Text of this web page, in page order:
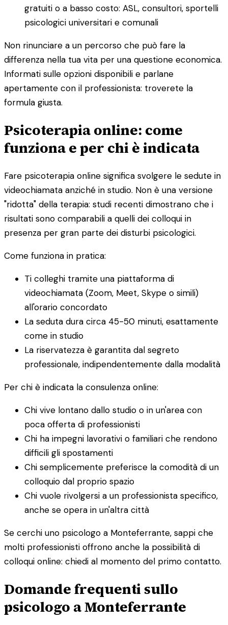
gratuiti o a basso costo: ASL, consultori, sportelli
psicologici universitari e comunali
Non rinunciare a un percorso che può fare la
differenza nella tua vita per una questione economica.
Informati sulle opzioni disponibili e parlane
apertamente con il professionista: troverete la
formula giusta.
Psicoterapia online: come
funziona e per chi è indicata
Fare psicoterapia online significa svolgere le sedute in
videochiamata anziché in studio. Non è una versione
"ridotta" della terapia: studi recenti dimostrano che i
risultati sono comparabili a quelli dei colloqui in
presenza per gran parte dei disturbi psicologici.
Come funziona in pratica:
Ti colleghi tramite una piattaforma di
videochiamata (Zoom, Meet, Skype o simili)
all'orario concordato
La seduta dura circa 45-50 minuti, esattamente
come in studio
La riservatezza è garantita dal segreto
professionale, indipendentemente dalla modalità
Per chi è indicata la consulenza online:
Chi vive lontano dallo studio o in un'area con
poca offerta di professionisti
Chi ha impegni lavorativi o familiari che rendono
difficili gli spostamenti
Chi semplicemente preferisce la comodità di un
colloquio dal proprio spazio
Chi vuole rivolgersi a un professionista specifico,
anche se opera in un'altra città
Se cerchi uno psicologo a Monteferrante, sappi che
molti professionisti offrono anche la possibilità di
colloqui online: chiedi al momento del primo contatto.
Domande frequenti sullo
psicologo a Monteferrante